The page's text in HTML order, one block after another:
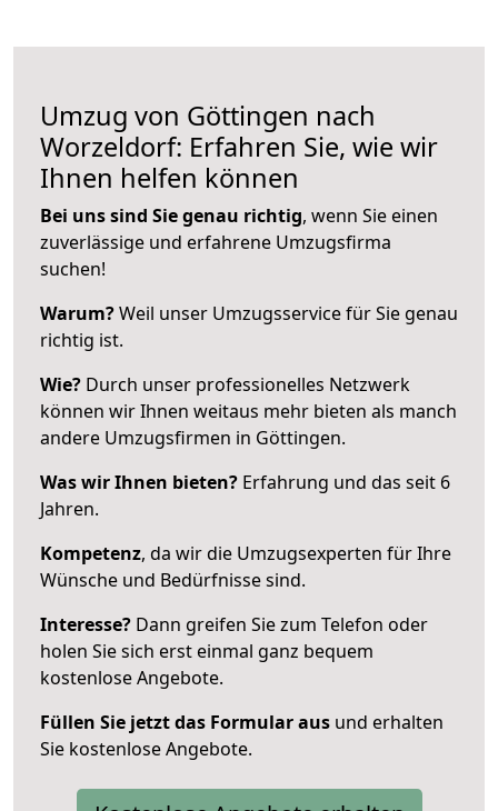
Umzug von Göttingen nach
Worzeldorf: Erfahren Sie, wie wir
Ihnen helfen können
Bei uns sind Sie genau richtig, wenn Sie einen
zuverlässige und erfahrene Umzugsfirma
suchen!
Warum?Weil unser Umzugsservice für Sie genau
richtig ist.
Wie? Durch unser professionelles Netzwerk
können wir Ihnen weitaus mehr bieten als manch
andere Umzugsfirmen in Göttingen.
Was wir Ihnen bieten? Erfahrung und das seit 6
Jahren.
Kompetenz, da wir die Umzugsexperten für Ihre
Wünsche und Bedürfnisse sind.
Interesse? Dann greifen Sie zum Telefon oder
holen Sie sich erst einmal ganz bequem
kostenlose Angebote.
Füllen Sie jetzt das Formular aus und erhalten
Sie kostenlose Angebote.